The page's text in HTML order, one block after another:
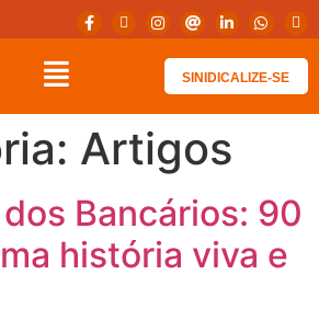
SINIDICALIZE-SE
Artigos
Bancários: 90
história viva e